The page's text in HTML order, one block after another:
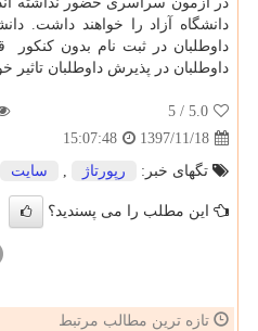
دانشگاه آزاد را خواهند داشت
داوطلبان در ثبت نام بدون
داوطلبان در پذیرش داوطلبان تاثیر
5.0
/ 5
1397/11/18
15:07:48
تگهای خبر:
رپورتاژ , سایت
این مطلب را می پسندید؟
تازه ترین مطالب مرتبط